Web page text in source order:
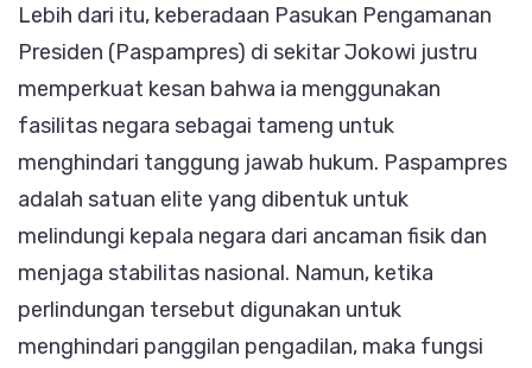
Lebih dari itu, keberadaan Pasukan Pengamanan
Presiden (Paspampres) di sekitar Jokowi justru
memperkuat kesan bahwa ia menggunakan
fasilitas negara sebagai tameng untuk
menghindari tanggung jawab hukum. Paspampres
adalah satuan elite yang dibentuk untuk
melindungi kepala negara dari ancaman fisik dan
menjaga stabilitas nasional. Namun, ketika
perlindungan tersebut digunakan untuk
menghindari panggilan pengadilan, maka fungsi